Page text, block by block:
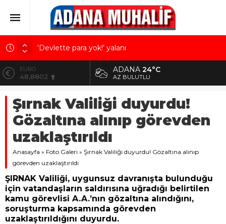
‘Devlette para yok!’ yalanı
Kuru meyve sektörü 2 milyar dolar ihracat hedefi
için Ankara’dan destek istedi
Mobilya ihracatında Avrupa ivmesi
Göz için “Akıllı Mercek” herkes için uygun mu?
Devletin iki bilançosu: Görünen bütçe, bütçe dışı
riskler ve hazineyi bekleyen yük
ALTIN
5.629,56
10.824,63
DOLAR
42,2340
48,8802
ADANA24°C
AZ BULUTLU
Şırnak Valiliği duyurdu!
Gözaltına alınıp görevden
uzaklaştırıldı
Anasayfa » Foto Galeri » Şırnak Valiliği duyurdu! Gözaltına alınıp
görevden uzaklaştırıldı
ŞIRNAK Valiliği, uygunsuz davranışta bulunduğu
için vatandaşların saldırısına uğradığı belirtilen
kamu görevlisi A.A.’nın gözaltına alındığını,
soruşturma kapsamında görevden
uzaklaştırıldığını duyurdu.